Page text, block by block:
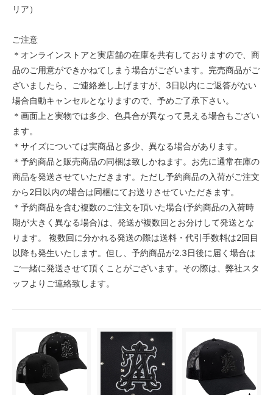
リア）
ご注意
＊オンラインストアと実店舗の在庫を共有しておりますので、商
品のご用意ができかねてしまう場合がございます。完売商品がご
ざいましたら、ご連絡差し上げますが、3日以内にご返答がない
場合自動キャンセルとなりますので、予めご了承下さい。
＊画面上と実物では多少、色具合が異なって見える場合もござい
ます。
＊サイズについては実商品と多少、異なる場合があります。
＊予約商品と販売商品の同梱は致しかねます。お先に通常在庫の
商品を発送させていただきます。ただし予約商品の入荷がご注文
から2日以内の場合は同梱にてお送りさせていただきます。
＊予約商品を含む複数のご注文を頂いた場合(予約商品の入荷時
期が大きく異なる場合)は、発送が複数回とお分けして発送とな
ります。 複数回に分かれる発送の際は送料・代引手数料は2回目
以降も発生いたします。但し、予約商品が2.3日後に届く場合は
ご一緒に発送させて頂くことがございます。その際は、弊社スタ
ッフよりご連絡致します。